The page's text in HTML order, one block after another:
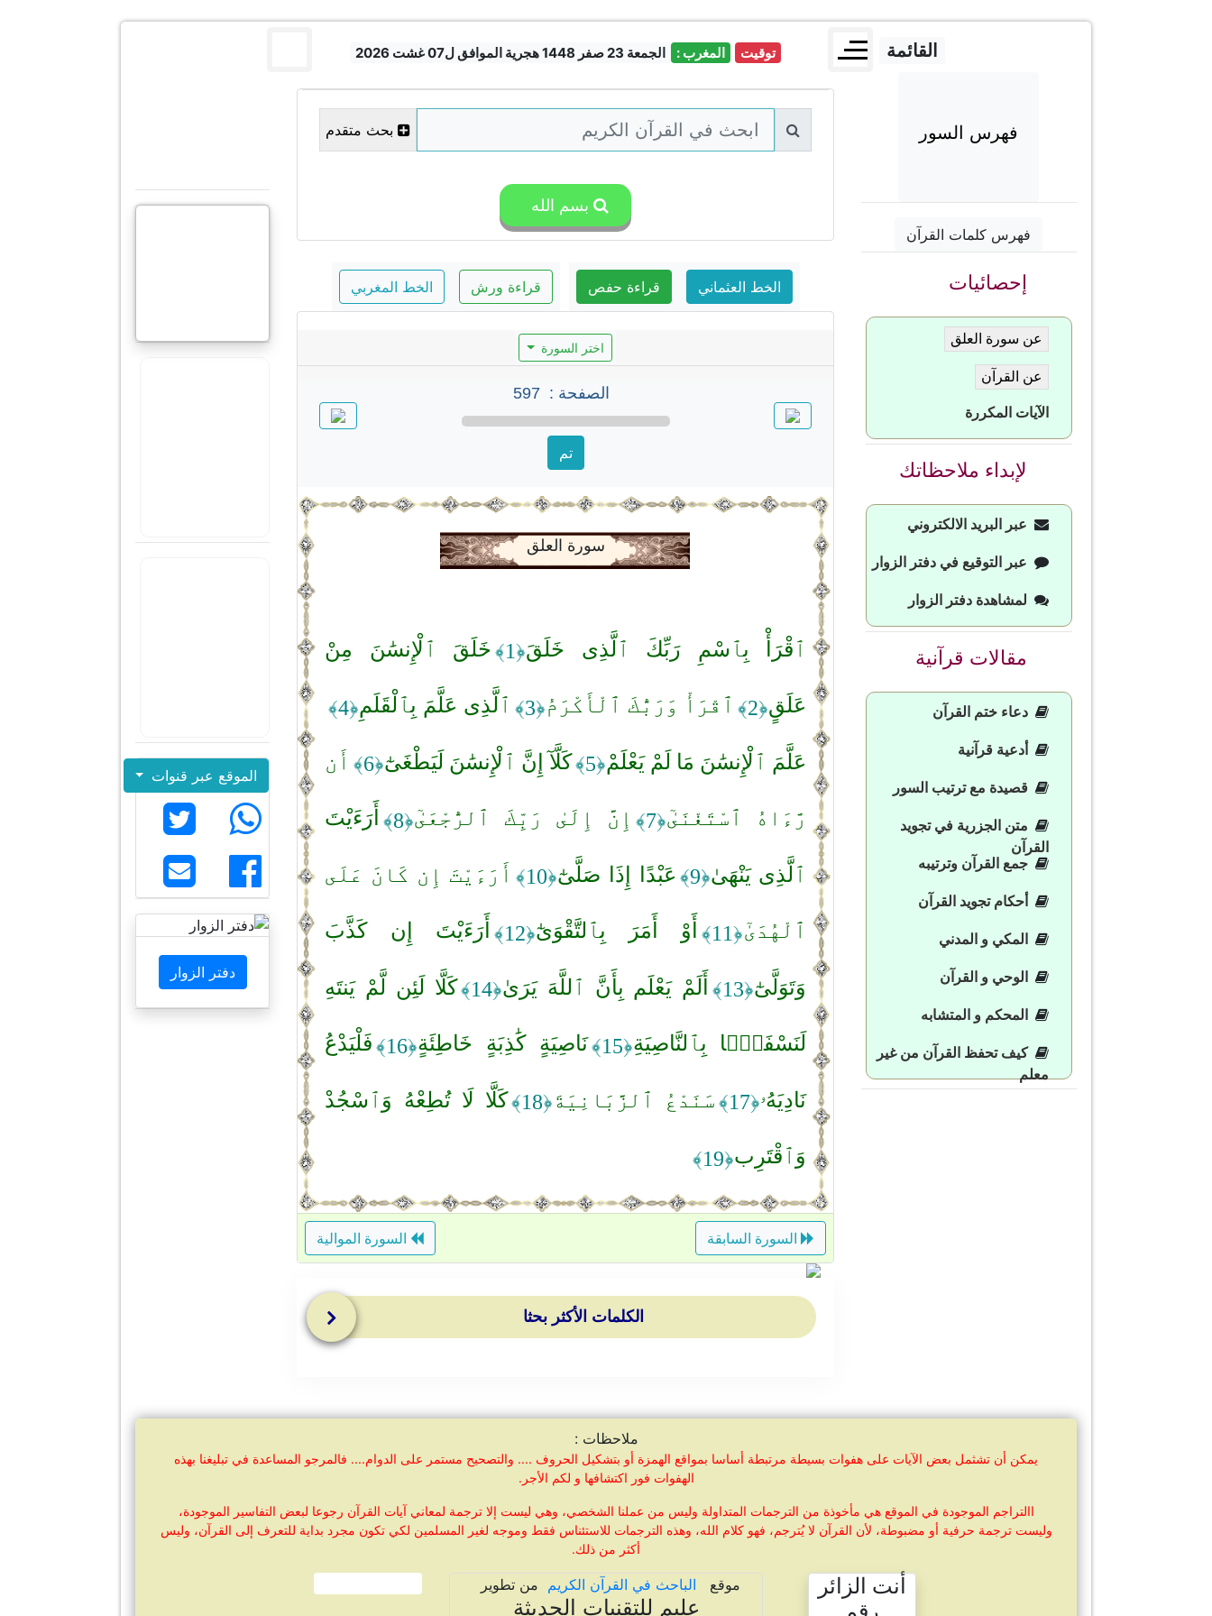
القائمة
فهرس السور
فهرس كلمات القرآن
إحصائيات
عن سورة العلق
عن القرآن
الآيات المكررة
لإبداء ملاحظاتك
عبر البريد الالكتروني
عبر التوقيع في دفتر الزوار
لمشاهدة دفتر الزوار
مقالات قرآنية
دعاء ختم القرآن
أدعية قرآنية
قصيدة مع ترتيب السور
متن الجزرية في تجويد
القرآن
جمع القرآن وترتيبه
أحكام تجويد القرآن
المكي و المدني
الوحي و القرآن
المحكم و المتشابه
كيف تحفظ القرآن من غير
معلم
توقيت المغرب : الجمعة 23 صفر 1448 هجرية الموافق ل07 غشت 2026
بحث متقدم
بسم الله
الخط العثماني قراءة حفص قراءة ورش الخط المغربي
اختر السورة
الصفحة :597
تم
سورة العلق
ٱقْرَأْ بِٱسْمِ رَبِّكَ ٱلَّذِى خَلَقَ﴿1﴾ خَلَقَ ٱلْإِنسَٰنَ مِنْ
عَلَقٍ﴿2﴾ ٱقْرَأْ وَرَبُّكَ ٱلْأَكْرَمُ﴿3﴾ ٱلَّذِى عَلَّمَ بِٱلْقَلَمِ﴿4﴾
عَلَّمَ ٱلْإِنسَٰنَ مَا لَمْ يَعْلَمْ﴿5﴾ كَلَّآ إِنَّ ٱلْإِنسَٰنَ لَيَطْغَىٰٓ﴿6﴾ أَن
رَّءَاهُ ٱسْتَغْنَىٰٓ﴿7﴾ إِنَّ إِلَىٰ رَبِّكَ ٱلرُّجْعَىٰٓ﴿8﴾ أَرَءَيْتَ
ٱلَّذِى يَنْهَىٰ﴿9﴾ عَبْدًا إِذَا صَلَّىٰٓ﴿10﴾ أَرَءَيْتَ إِن كَانَ عَلَى
ٱلْهُدَىٰٓ﴿11﴾ أَوْ أَمَرَ بِٱلتَّقْوَىٰٓ﴿12﴾ أَرَءَيْتَ إِن كَذَّبَ
وَتَوَلَّىٰٓ﴿13﴾ أَلَمْ يَعْلَم بِأَنَّ ٱللَّهَ يَرَىٰ﴿14﴾ كَلَّا لَئِن لَّمْ يَنتَهِ
لَنَسْفَعًۢا بِٱلنَّاصِيَةِ﴿15﴾ نَاصِيَةٍ كَٰذِبَةٍ خَاطِئَةٍ﴿16﴾ فَلْيَدْعُ
نَادِيَهُۥ﴿17﴾ سَنَدْعُ ٱلزَّبَانِيَةَ﴿18﴾ كَلَّا لَا تُطِعْهُ وَٱسْجُدْ
وَٱقْتَرِب﴿19﴾
السورة السابقة السورة الموالية
الكلمات الأكثر بحثا
الموقع عبر قنوات
دفتر الزوار
ملاحظات :
يمكن أن تشثمل بعض الآيات على هفوات بسيطة مرتبطة أساسا بمواقع الهمزة أو بتشكيل الحروف .... والتصحيح مستمر على الدوام.... فالمرجو المساعدة في تبليغنا بهذه
الهفوات فور اكتشافها و لكم الأجر.
االتراجم الموجودة في الموقع هي مأخوذة من الترجمات المتداولة وليس من عملنا الشخصي، وهي ليست إلا ترجمة لمعاني آيات القرآن رجوعا لبعض التفاسير الموجودة،
وليست ترجمة حرفية أو مضبوطة، لأن القرآن لا يُترجم، فهو كلام الله، وهذه الترجمات للاستئناس فقط وموجه لغير المسلمين لكي تكون مجرد بداية للتعرف إلى القرآن، وليس
أكثر من ذلك.
أنت الزائر
رقم
موقع الباحث في القرآن الكريم من تطوير
عليم للتقنيات الحديثة